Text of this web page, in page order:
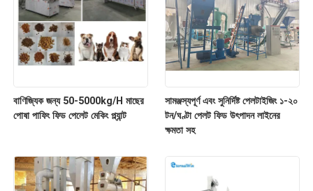
বাণিজ্যিক জন্য 50-5000kg/H মাছের
পোষা পাফিং ফিড পেলেট মেকিং প্ল্যান্ট
সামঞ্জস্যপূর্ণ এবং সুনির্দিষ্ট পেলটাইজিং ১-২০
টন/ঘণ্টা পেলট ফিড উৎপাদন লাইনের
ক্ষমতা সহ